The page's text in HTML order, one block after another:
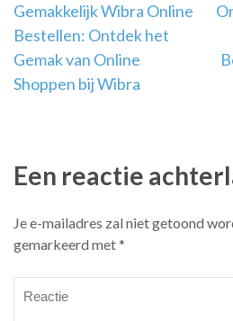
Berichtnavigatie
Gemakkelijk Wibra Online
Bestellen: Ontdek het
Gemak van Online
Shoppen bij Wibra
Een reactie
Je e-mailadres zal niet getoond
gemarkeerd met*